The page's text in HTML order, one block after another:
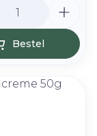
Bestel